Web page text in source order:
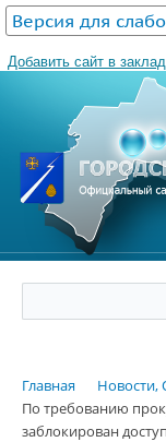
Версия для
Добавить сайт в
Главная
Новости,
По требованию
заблокирован